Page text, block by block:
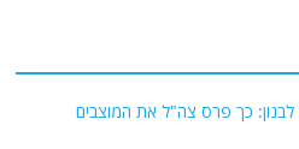
כך פרס צה"ל את המוצבים